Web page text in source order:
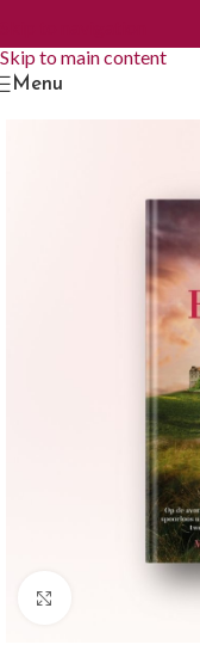
Skip to main content
Menu
Groter bekijken